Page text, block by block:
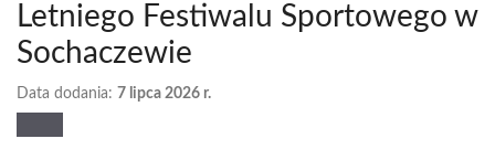
Letniego Festiwalu Sportowego w
Sochaczewie
Data dodania: 7 lipca 2026 r.